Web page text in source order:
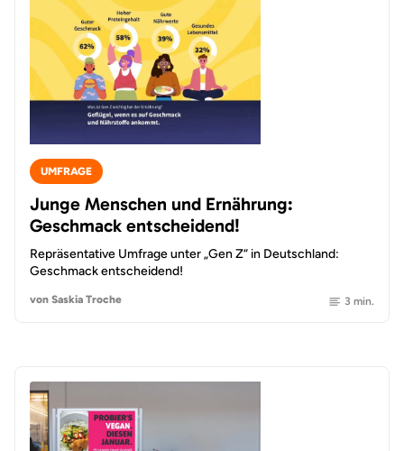
UMFRAGE
Junge Menschen und Ernährung:
Geschmack entscheidend!
Repräsentative Umfrage unter „Gen Z“ in Deutschland:
Geschmack entscheidend!
von Saskia Troche 3 min.